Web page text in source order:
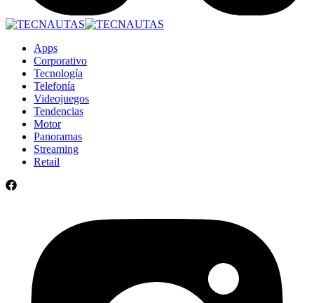
Apps
Corporativo
Tecnología
Telefonía
Videojuegos
Tendencias
Motor
Panoramas
Streaming
Retail